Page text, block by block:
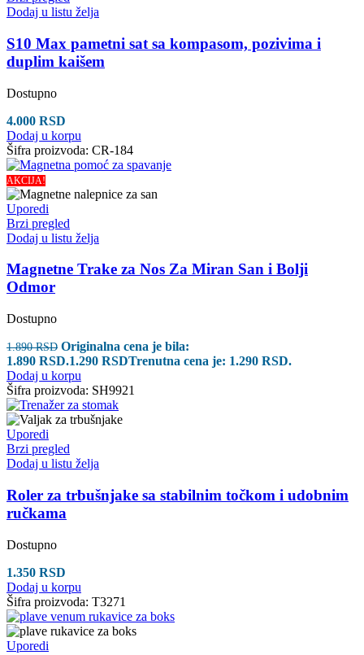
Dodaj u listu želja
S10 Max pametni sat sa kompasom, pozivima i
duplim kaišem
Dostupno
4.000 RSD
Dodaj u korpu
Šifra proizvoda: CR-184
AKCIJA!
Uporedi
Brzi pregled
Dodaj u listu želja
Magnetne Trake za Nos Za Miran San i Bolji
Odmor
Dostupno
1.890RSD Originalna cena je bila:
1.890 RSD.1.290 RSDTrenutna cena je: 1.290 RSD.
Dodaj u korpu
Šifra proizvoda: SH9921
Uporedi
Brzi pregled
Dodaj u listu želja
Roler za trbušnjake sa stabilnim točkom i udobnim
ručkama
Dostupno
1.350 RSD
Dodaj u korpu
Šifra proizvoda: T3271
Uporedi